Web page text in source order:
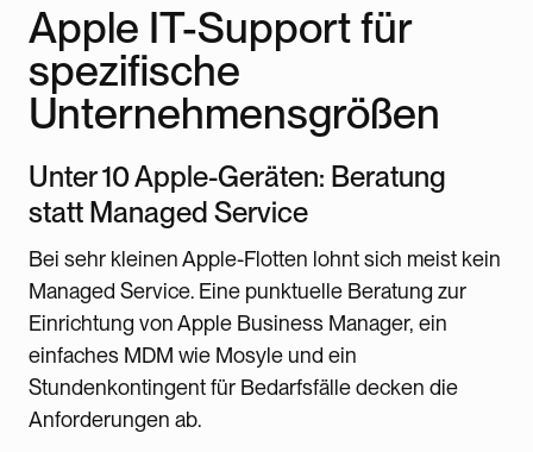
Apple IT-Support für
spezifische
Unternehmensgrößen
Unter 10 Apple-Geräten: Beratung
statt Managed Service
Bei sehr kleinen Apple-Flotten lohnt sich meist kein
Managed Service. Eine punktuelle Beratung zur
Einrichtung von Apple Business Manager, ein
einfaches MDM wie Mosyle und ein
Stundenkontingent für Bedarfsfälle decken die
Anforderungen ab.